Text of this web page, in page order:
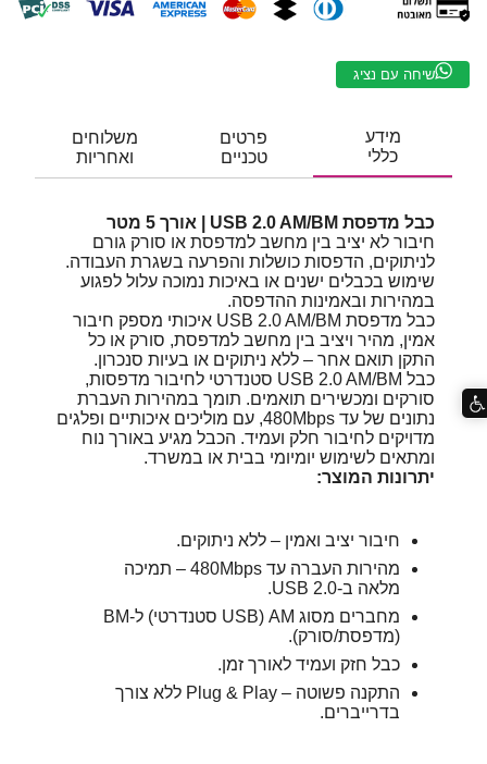
שיחה עם נציג
מידע
כללי
פרטים
טכניים
משלוחים
ואחריות
כבל מדפסת USB 2.0 AM/BM | אורך 5 מטר
חיבור לא יציב בין מחשב למדפסת או סורק גורם
לניתוקים, הדפסות כושלות והפרעה בשגרת העבודה.
שימוש בכבלים ישנים או באיכות נמוכה עלול לפגוע
במהירות ובאמינות ההדפסה.
כבל מדפסת USB 2.0 AM/BM איכותי מספק חיבור
אמין, מהיר ויציב בין מחשב למדפסת, סורק או כל
התקן תואם אחר – ללא ניתוקים או בעיות סנכרון.
כבל USB 2.0 AM/BM סטנדרטי לחיבור מדפסות,
סורקים ומכשירים תואמים. תומך במהירות העברת
נתונים של עד ‎480Mbps, עם מוליכים איכותיים ופלגים
מדויקים לחיבור חלק ועמיד. הכבל מגיע באורך נוח
ומתאים לשימוש יומיומי בבית או במשרד.
יתרונות המוצר:
חיבור יציב ואמין – ללא ניתוקים.
מהירות העברה עד ‎480Mbps – תמיכה
מלאה ב-USB 2.0.
מחברים מסוג AM (USB סטנדרטי) ל-BM
(מדפסת/סורק).
כבל חזק ועמיד לאורך זמן.
התקנה פשוטה – Plug & Play ללא צורך
בדרייברים.